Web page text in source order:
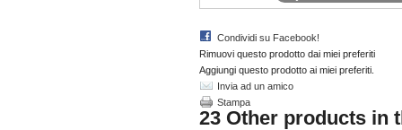
Condividi su Facebook!
Rimuovi questo prodotto dai miei preferiti
Aggiungi questo prodotto ai miei preferiti.
Invia ad un amico
Stampa
23 Other products in